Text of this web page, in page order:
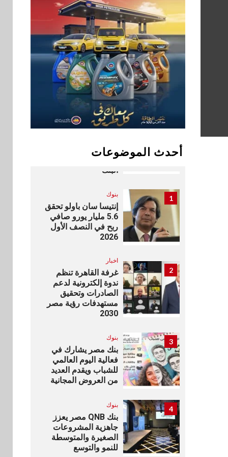
أحدث الموضوعات
بيان توضيحي صادر عن
شركة ناتجاس
9 سوق وصلة
vivo تشعل المنافسة
في مصر مع إطلاق
Y500 المزود ببطارية
بسعة 8100 مللي أمبير
10
بنوك تأمين
نكست وكاف للتأمين
استراتيجيًا لتقديم حلول
تأمينية متكاملة لعملاء
البنك
1 بنوك
إنتيسا سان باولو تحقق
5.6 مليار يورو صافي
ربح في النصف الأول
2026
2
اخبار
غرفة القاهرة تنظم
ندوة إلكترونية لدعم
الصادرات وتحقيق
مستهدفات رؤية مصر
2030
3 بنوك
بنك مصر يشارك في
فعالية اليوم العالمي
للشباب ويقدم العديد
من العروض المجانية
4 بنوك
بنك QNB مصر يعزز
جاهزية المشروعات
الصغيرة والمتوسطة
للنمو والتوسع